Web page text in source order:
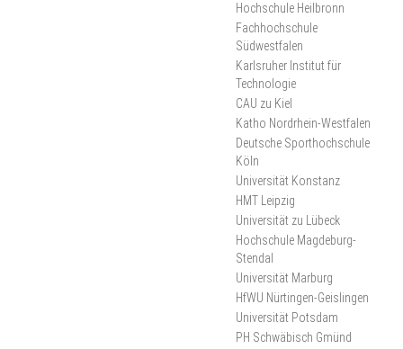
Hochschule Heilbronn
Fachhochschule
Südwestfalen
Karlsruher Institut für
Technologie
CAU zu Kiel
Katho Nordrhein-Westfalen
Deutsche Sporthochschule
Köln
Universität Konstanz
HMT Leipzig
Universität zu Lübeck
Hochschule Magdeburg-
Stendal
Universität Marburg
HfWU Nürtingen-Geislingen
Universität Potsdam
PH Schwäbisch Gmünd